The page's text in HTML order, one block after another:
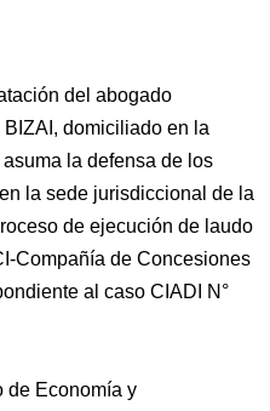
del abogado
domiciliado en la
la defensa de los
la sede jurisdiccional de la
de ejecución de laudo
Compañía de Concesiones
al caso CIADI N°
de Economía y